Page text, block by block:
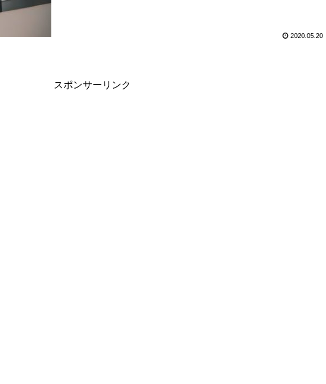
2020.05.20
スポンサーリンク